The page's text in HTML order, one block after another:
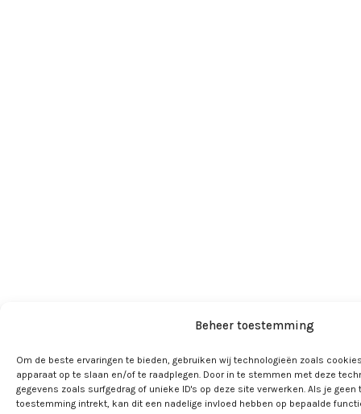
Beheer toestemming
Om de beste ervaringen te bieden, gebruiken wij technologieën zoals
apparaat op te slaan en/of te raadplegen. Door in te stemmen met deze
gegevens zoals surfgedrag of unieke ID's op deze site verwerken. Als je
toestemming intrekt, kan dit een nadelige invloed hebben op bepaalde